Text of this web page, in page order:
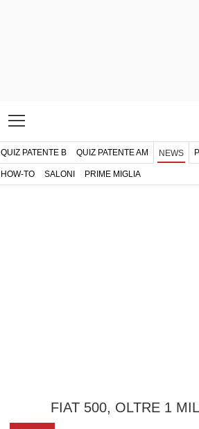
QUIZ PATENTE B QUIZ PATENTE AM NEWS
HOW-TO SALONI PRIME MIGLIA
FIAT 500, OLTRE 1